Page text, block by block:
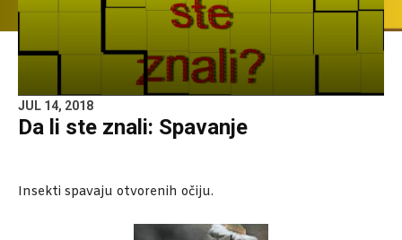
JUL 14, 2018
Da li ste znali: Spavanje
Insekti spavaju otvorenih očiju.